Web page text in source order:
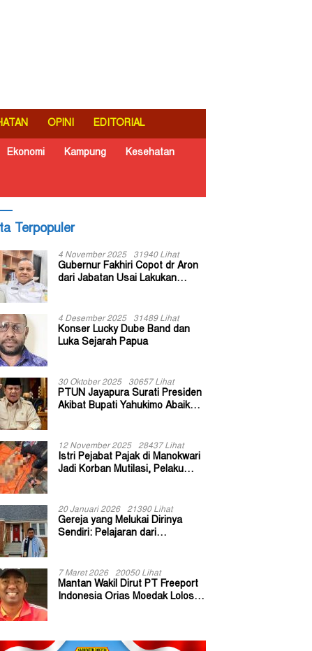
OPINI EDITORIAL
Ekonomi Kampung Kesehatan
Terpopuler
4 November 2025 31940 Lihat
Gubernur Fakhiri Copot dr Aron
dari Jabatan Usai Lakukan
4 Desember 2025 31489 Lihat
Konser Lucky Dube Band dan
Luka Sejarah Papua
30 Oktober 2025 30657 Lihat
PTUN Jayapura Surati Presiden
Akibat Bupati Yahukimo Abaikan
12 November 2025 28437 Lihat
Istri Pejabat Pajak di Manokwari
Jadi Korban Mutilasi, Pelaku
20 Januari 2026 21390 Lihat
Gereja yang Melukai Dirinya
Sendiri: Pelajaran dari
7 Maret 2026 20050 Lihat
Mantan Wakil Dirut PT Freeport
Indonesia Orias Moedak Lolos